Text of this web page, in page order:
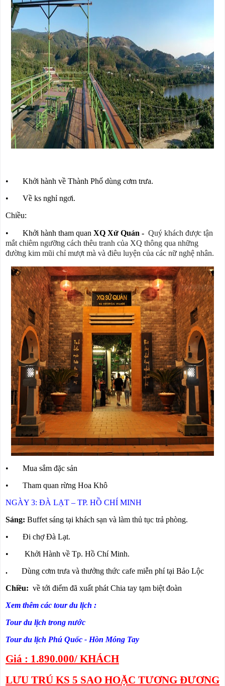
• Khởi hành về Thành Phố dùng cơm trưa.
• Về ks nghỉ ngơi.
Chiều:
• Khởi hành tham quan XQ Xử Quán - Quý khách được tận
mắt chiêm ngưỡng cách thêu tranh của XQ thông qua những
đường kim mũi chỉ mượt mà và điêu luyện của các nữ nghệ nhân.
• Mua sắm đặc sản
• Tham quan rừng Hoa Khô
NGÀY 3: ĐÀ LẠT – TP. HỒ CHÍ MINH
Sáng: Buffet sáng tại khách sạn và làm thủ tục trả phòng.
• Đi chợ Đà Lạt.
• Khởi Hành về Tp. Hồ Chí Minh.
. Dùng cơm trưa và thưởng thức cafe miễn phí tại Bảo Lộc
Chiều: về tới điểm đã xuất phát Chia tay tạm biệt đoàn
Xem thêm các tour du lịch :
Tour du lịch trong nước
Tour du lịch Phú Quốc - Hòn Móng Tay
Giá : 1.890.000/ KHÁCH
LƯU TRÚ KS 5 SAO HOẶC TƯƠNG ĐƯƠNG